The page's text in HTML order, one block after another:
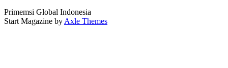
Primemsi Global Indonesia
Start Magazine by Axle Themes